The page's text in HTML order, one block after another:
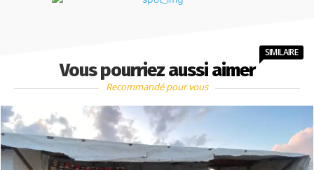
Vous pourriez aussi aimer
SIMILAIRE
Recommandé pour vous